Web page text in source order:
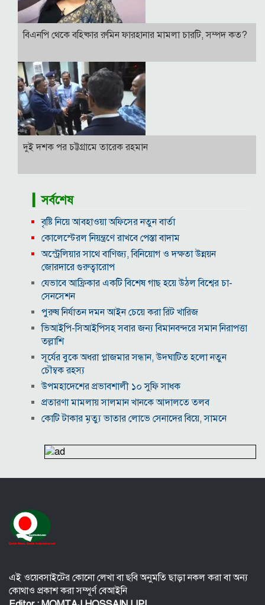
বিএনপি থেকে বহিষ্কার রুমিন ফারহানার মামলা চারটি, সম্পদ কত?
দুই দশক পর চট্টগ্রামে তারেক রহমান
▎সর্বশেষ
বৃষ্টি নিয়ে আবহাওয়া অফিসের নতুন বার্তা
কোলেস্টেরল নিয়ন্ত্রণে রাখবে পেস্তা বাদাম
অস্ট্রেলিয়ার সাথে বাণিজ্য, বিনিয়োগ ও দক্ষতা উন্নয়ন
জোরদারে গুরুত্বারোপ
যেভাবে আফ্রিকার একটি বিশেষ গাছ হয়ে উঠল বিশ্বের চা-
সেনসেশন
পুরুষ নির্যাতন দমন আইন চেয়ে করা রিট খারিজ
ভিআইপি-সিআইপিসহ সবার জন্য বিমানবন্দরে সমান নিরাপত্তা
তল্লাশি
সূর্যের বুকে অধরা প্লাজমার সন্ধান, উদ্ঘাটিত হলো নতুন
চৌম্বক রহস্য
উপমহাদেশের প্রভাবশালী ১০ সুফি সাধক
প্রতারণা মামলায় সালমান খানকে আদালতে তলব
কোটি টাকার মৃত্যু ভাতার লোভে সেনাদের বিয়ে, সামনে
হিরোশিমা-নাগাসাকি হামলার ৮১ বছর: বর্তমান বিশ্বে
পারমাণবিক পরিস্থিতি কি?
বাংলাদেশি টাকায় আজকের মুদ্রা বিনিময় হার
বিতর্কিত প্রস্তাবের জন্য ক্ষমা চাইলেন ফিফা সভাপতি
ইরান-ওমান আলোচনা ঘিরে বিশ্ববাজারে কমল জ্বালানি
এই ওয়েবসাইটের কোনো লেখা বা ছবি অনুমতি ছাড়া নকল করা বা অন্য
কোথাও প্রকাশ করা সম্পূর্ণ বেআইনি